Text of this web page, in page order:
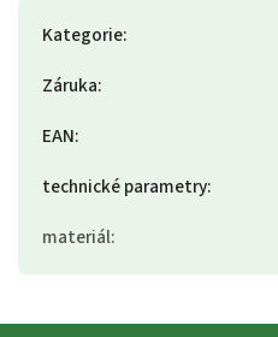
Kategorie:
Záruka:
EAN:
technické parametry:
materiál: